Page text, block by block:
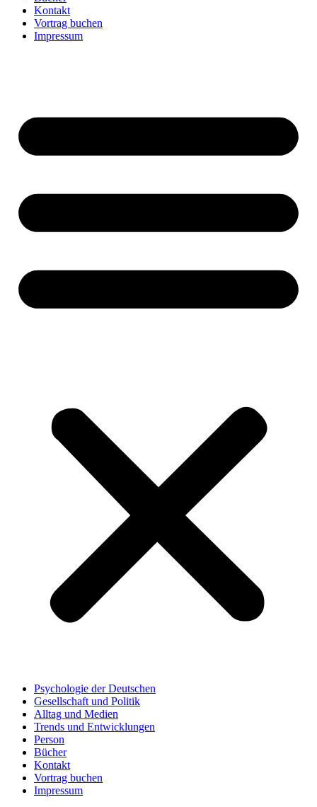
Kontakt
Vortrag buchen
Impressum
Psychologie der Deutschen
Gesellschaft und Politik
Alltag und Medien
Trends und Entwicklungen
Person
Bücher
Kontakt
Vortrag buchen
Impressum